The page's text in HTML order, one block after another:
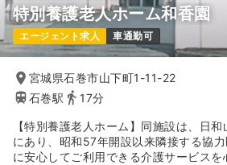
特別養護老人ホーム和香園
エージェント求人 車通勤可
宮城県石巻市山下町1-11-22
石巻駅
17分
【特別養護老人ホーム】同施設は、日
にあり、昭和57年開設以来隣接する協
に安心してご利用できる介護サービスを